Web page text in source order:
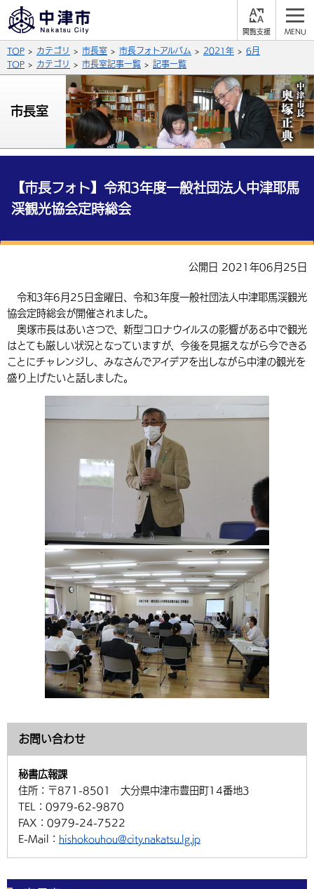
支
ふりがなをつける
背景色
青 白
文字の大きさ
拡大 標準 縮小
英語（English）
中国語（繁体字） 韓国語（한국어）
公式SNS
X (Twitter) YouTube
サイト内検索
総合メニュー
くらしの情報
届出・登録・証明 保険・年金
健康・予防
税金 住宅・インフラ
環境・衛生 生涯学習・スポーツ・人権
選挙 外国人の方向け情報
事業者の方へ
産業・雇用
農林水産業 税金
都市整備
施設情報 子どもを預ける
手当・助成 健康・医療
相談・支援・情報 計画・施策
観光・移住
観光なび スポットを探す
遊ぶ・体験する グルメ・食べる
移住・定住
市政情報
中津市について 市役所の紹介
地方創生・地域活性化 広報・広聴
TOP カテゴリ 市長室 市長フォトアルバム 2021年
6月
TOP
カテゴリ 市長室記事一覧 記事一覧
市長室
【市長フォト】令和3年度一般社団法人中津耶馬
渓観光協会定時総会
公開日 2021年06月25日
令和3年6月25日金曜日、令和3年度一般社団法人中津耶馬渓観光
協会定時総会が開催されました。
奥塚市長はあいさつで、新型コロナウイルスの影響がある中で観光
はとても厳しい状況となっていますが、今後を見据えながら今できる
ことにチャレンジし、みなさんでアイデアを出しながら中津の観光を
盛り上げたいと話しました。
お問い合わせ
秘書広報課
住所： 〒871-8501 大分県中津市豊田町14番地3
TEL： 0979-62-9870
FAX： 0979-24-7522
E-Mail： hishokouhou@city.nakatsu.lg.jp